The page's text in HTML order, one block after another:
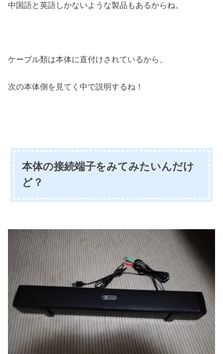
中国語と英語しかないような製品もあるからね。
ケーブル類は本体に直付けされているから、
次の本体側を見てく中で説明するね！
本体の接続端子をみてみたいんだけ
ど？